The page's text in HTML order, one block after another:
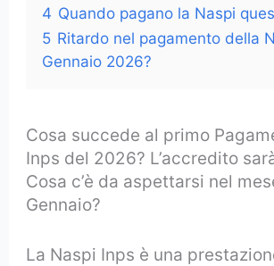
4 Quando pagano la Naspi
5 Ritardo nel pagamento della
Gennaio 2026?
Cosa succede al primo
Inps del 2026? L’accredito
Cosa c’è da aspettarsi nel
Gennaio?
La Naspi Inps è una